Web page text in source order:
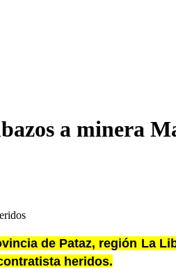
a minera
de Pataz, región La
heridos.